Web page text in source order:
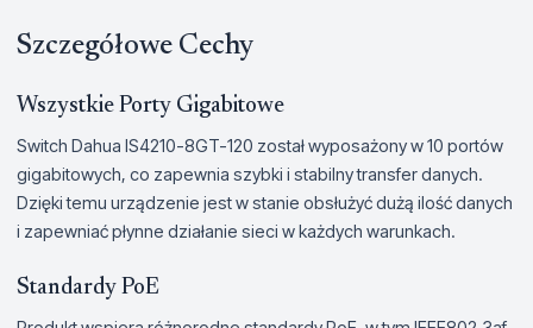
Szczegółowe Cechy
Wszystkie Porty Gigabitowe
Switch Dahua IS4210-8GT-120 został wyposażony w 10 portów
gigabitowych, co zapewnia szybki i stabilny transfer danych.
Dzięki temu urządzenie jest w stanie obsłużyć dużą ilość danych
i zapewniać płynne działanie sieci w każdych warunkach.
Standardy PoE